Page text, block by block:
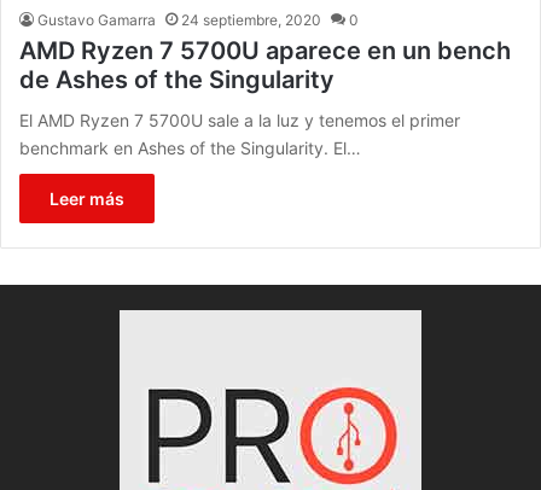
Gustavo Gamarra 24 septiembre, 2020 0
AMD Ryzen 7 5700U aparece en un bench
de Ashes of the Singularity
El AMD Ryzen 7 5700U sale a la luz y tenemos el primer
benchmark en Ashes of the Singularity. El…
Leer más